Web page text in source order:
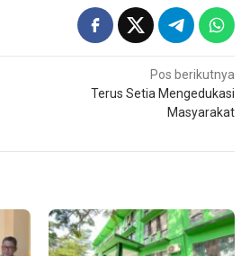
Pos berikutnya
Terus Setia Mengedukasi
Masyarakat